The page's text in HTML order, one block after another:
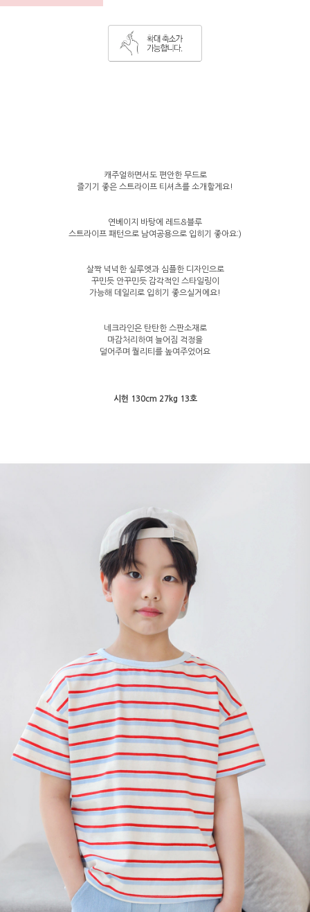
캐주얼하면서도 편안한 무드로
즐기기 좋은 스트라이프 티셔츠를 소개할게요!
연베이지 바탕에 레드&블루
스트라이프 패턴으로 남여공용으로 입히기 좋아요:)
살짝 넉넉한 실루엣과 심플한 디자인으로
꾸민듯 안꾸민듯 감각적인 스타일링이
가능해 데일리로 입히기 좋으실거에요!
네크라인은 탄탄한 스판소재로
마감처리하여 늘어짐 걱정을
덜어주며 퀄리티를 높여주었어요
시헌 130cm 27kg 13호